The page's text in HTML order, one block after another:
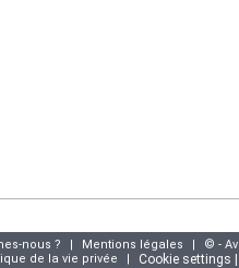
nous ? | Mentions légales |
© -
de la vie privée | Cookie settings